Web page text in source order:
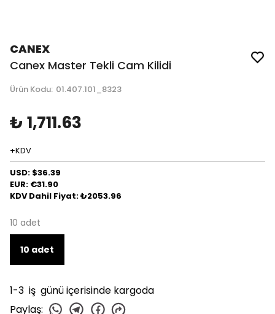
CANEX
Canex Master Tekli Cam Kilidi
Ürün Kodu: 01.407.101_8323
₺ 1,711.63
+KDV
USD: $36.39
EUR: €31.90
KDV Dahil Fiyat: ₺2053.96
10 adet
10 adet
1-3 iş günü içerisinde kargoda
Paylaş: